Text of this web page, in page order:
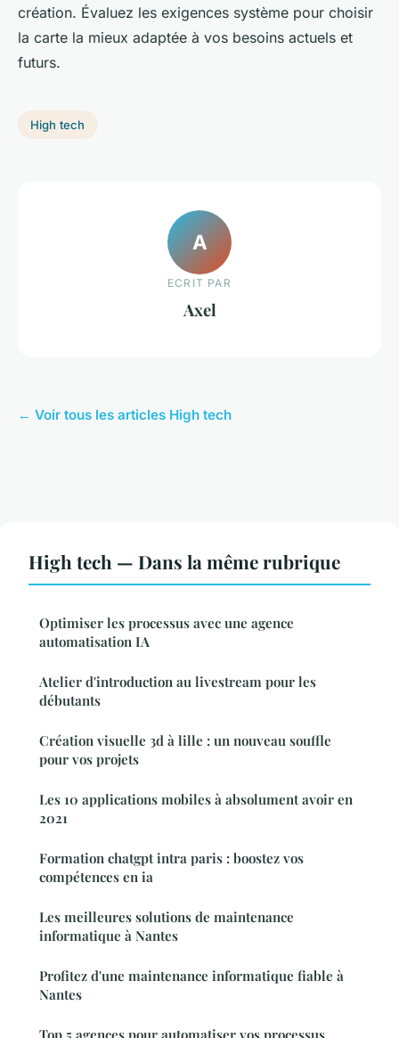
création. Évaluez les exigences système pour choisir
la carte la mieux adaptée à vos besoins actuels et
futurs.
High tech
A
ECRIT PAR
Axel
← Voir tous les articles High tech
High tech — Dans la même rubrique
Optimiser les processus avec une agence
automatisation IA
Atelier d'introduction au livestream pour les
débutants
Création visuelle 3d à lille : un nouveau souffle
pour vos projets
Les 10 applications mobiles à absolument avoir en
2021
Formation chatgpt intra paris : boostez vos
compétences en ia
Les meilleures solutions de maintenance
informatique à Nantes
Profitez d'une maintenance informatique fiable à
Nantes